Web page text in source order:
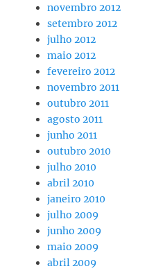
novembro 2012
setembro 2012
julho 2012
maio 2012
fevereiro 2012
novembro 2011
outubro 2011
agosto 2011
junho 2011
outubro 2010
julho 2010
abril 2010
janeiro 2010
julho 2009
junho 2009
maio 2009
abril 2009